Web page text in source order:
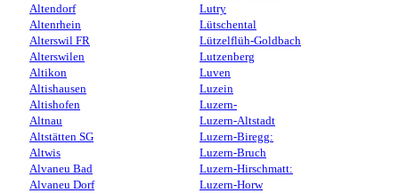
Altendorf
Altenrhein
Alterswil FR
Alterswilen
Altikon
Altishausen
Altishofen
Altnau
Altstätten SG
Altwis
Alvaneu Bad
Alvaneu Dorf
Lutry
Lütschental
Lützelflüh-Goldbach
Lutzenberg
Luven
Luzein
Luzern-
Luzern-Altstadt
Luzern-Biregg:
Luzern-Bruch
Luzern-Hirschmatt:
Luzern-Horw